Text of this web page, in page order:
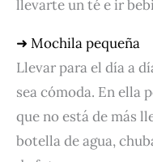
llevarte un té e ir
➜ Mochila pequeña
Llevar para el día a
sea cómoda. En ella
que no está de más
botella de agua,